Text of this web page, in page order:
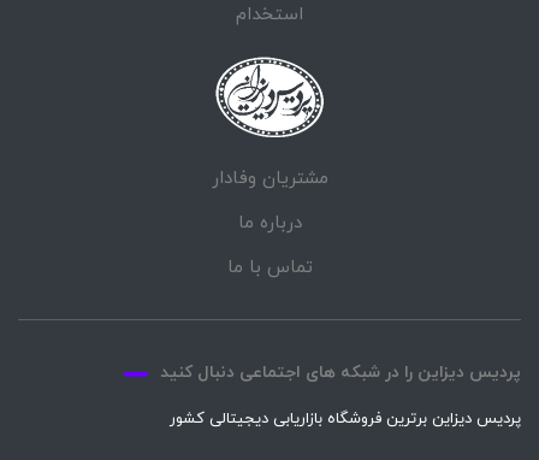
استخدام
مشتریان وفادار
درباره ما
تماس با ما
پردیس دیزاین را در شبکه های اجتماعی دنبال کنید
پردیس دیزاین برترین فروشگاه بازاریابی دیجیتالی کشور